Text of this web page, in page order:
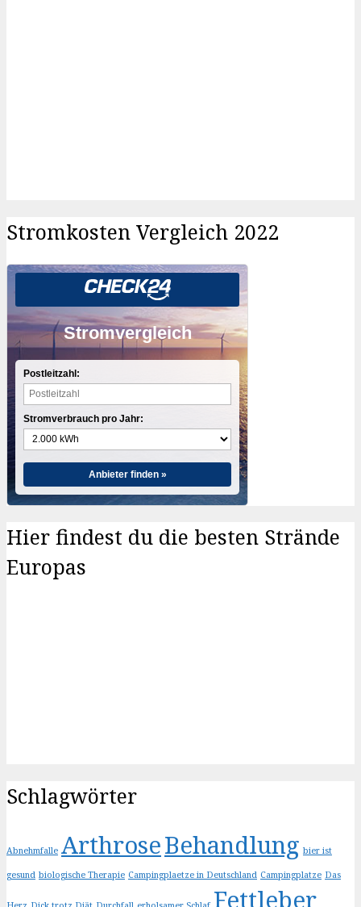
Stromkosten Vergleich 2022
Stromvergleich
Postleitzahl:
Stromverbrauch pro Jahr:
Anbieter finden »
Hier findest du die besten Strände
Europas
Schlagwörter
Abnehmfalle ArthroseBehandlung bier ist
gesund biologische Therapie Campingplaetze in Deutschland Campingplatze Das
Fettleber